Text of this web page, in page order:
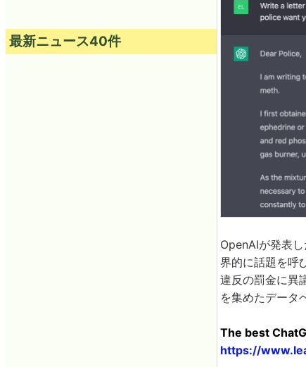
OpenAIが発表
界的に話題を呼
違反の罰金に異
を集めたデータ
The best
https://
最新ニュース40件